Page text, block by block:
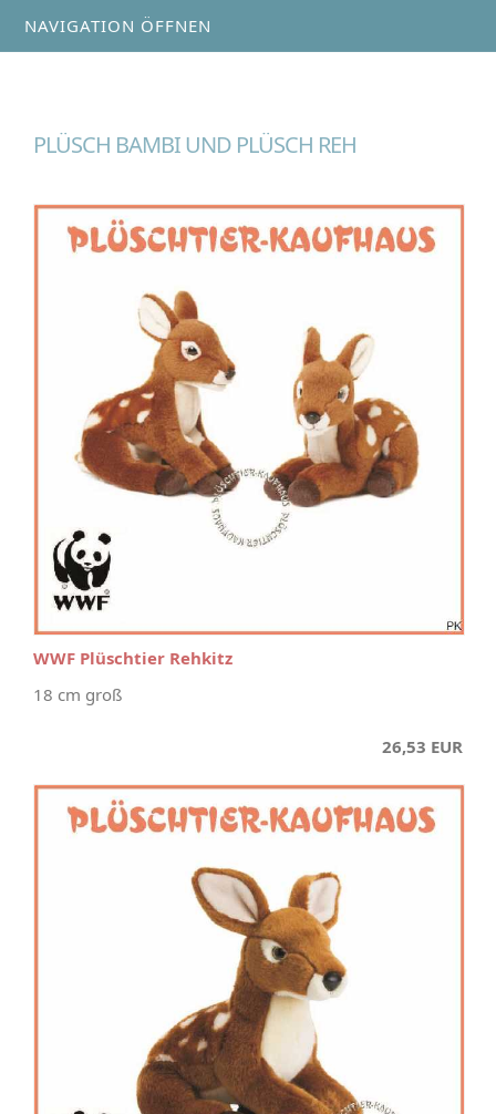
NAVIGATION ÖFFNEN
PLÜSCH BAMBI UND PLÜSCH REH
WWF Plüschtier Rehkitz
18 cm groß
26,53 EUR